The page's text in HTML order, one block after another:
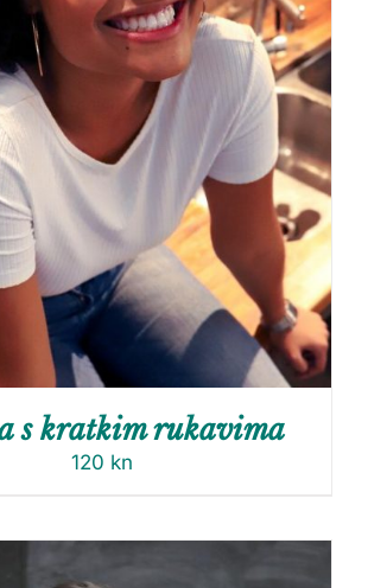
s kratkim rukavima
120 kn